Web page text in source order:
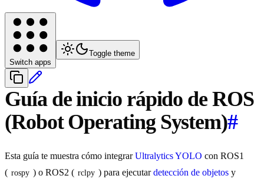
Switch apps
Toggle theme
Guía de inicio rápido de ROS
(Robot Operating System)#
Esta guía te muestra cómo integrarUltralytics YOLO con ROS1
( rospy ) o ROS2 ( rclpy ) para ejecutardetección de objetos y